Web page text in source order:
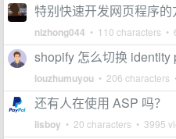
特别快速开发网页程序的
nizhong044 • 110 characters •
shopify 怎么切换 identity
louzhumuyou • 206 characters
还有人在使用 ASP 吗？
iisboy • 20 characters • 3995